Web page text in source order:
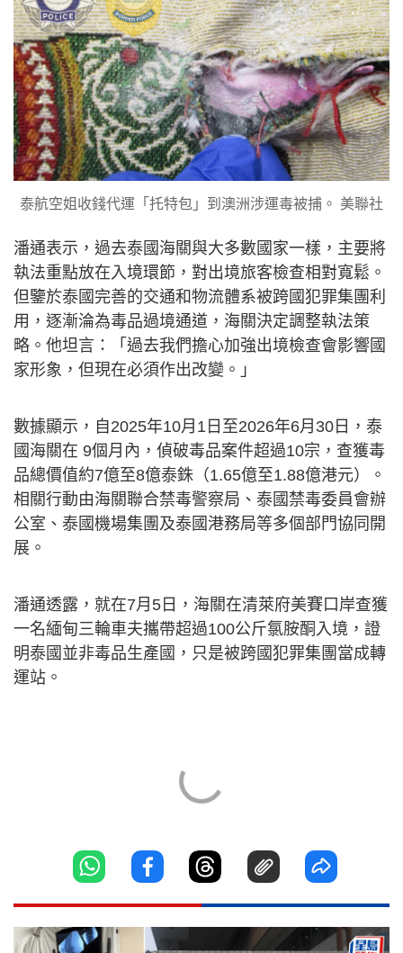
泰航空姐收錢代運「托特包」到澳洲涉運毒被捕。 美聯社
潘通表示，過去泰國海關與大多數國家一樣，主要將
執法重點放在入境環節，對出境旅客檢查相對寬鬆。
但鑒於泰國完善的交通和物流體系被跨國犯罪集團利
用，逐漸淪為毒品過境通道，海關決定調整執法策
略。他坦言：「過去我們擔心加強出境檢查會影響國
家形象，但現在必須作出改變。」
數據顯示，自2025年10月1日至2026年6月30日，泰
國海關在 9個月內，偵破毒品案件超過10宗，查獲毒
品總價值約7億至8億泰銖（1.65億至1.88億港元）。
相關行動由海關聯合禁毒警察局、泰國禁毒委員會辦
公室、泰國機場集團及泰國港務局等多個部門協同開
展。
潘通透露，就在7月5日，海關在清萊府美賽口岸查獲
一名緬甸三輪車夫攜帶超過100公斤氯胺酮入境，證
明泰國並非毒品生產國，只是被跨國犯罪集團當成轉
運站。